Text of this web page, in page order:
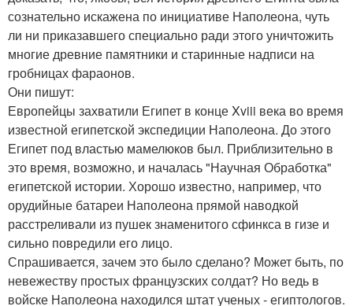
сознательно искажена по инициативе Наполеона, чуть
ли ни приказавшего специально ради этого уничтожить
многие древние памятники и старинные надписи на
гробницах фараонов.
Они пишут:
Европейцы захватили Египет в конце Xviii века во время
известной египетской экспедиции Наполеона. До этого
Египет под властью мамелюков был. Приблизительно в
это время, возможно, и началась "Научная Обработка"
египетской истории. Хорошо известно, например, что
орудийные батареи Наполеона прямой наводкой
расстреливали из пушек знаменитого сфинкса в гизе и
сильно повредили его лицо.
Спрашивается, зачем это было сделано? Может быть, по
невежеству простых французских солдат? Но ведь в
войске Наполеона находился штат ученых - египтологов.